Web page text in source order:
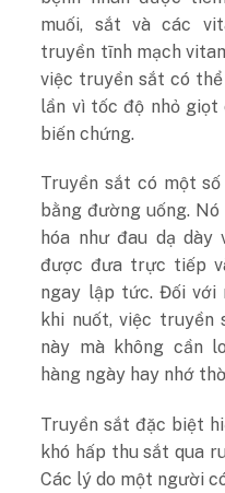
muối, sắt và các
truyền tĩnh mạch
việc truyền sắt có
lần vì tốc độ nhỏ giọt
biến chứng.
Truyền sắt có một
bằng đường uống.
hóa như đau dạ dày
được đưa trực tiếp
ngay lập tức. Đối với
khi nuốt, việc truyền
này mà không cần
hàng ngày hay nhớ
Truyền sắt đặc biệt
khó hấp thu sắt qua
Các lý do một người